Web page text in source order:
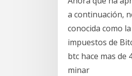
a continuación,
conocida como
impuestos de
btc hace mas de
minar